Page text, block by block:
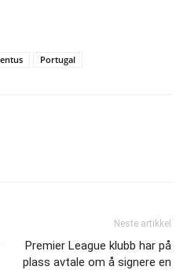
Portugal
Neste artikkel
Premier League klubb har på
plass avtale om å signere en